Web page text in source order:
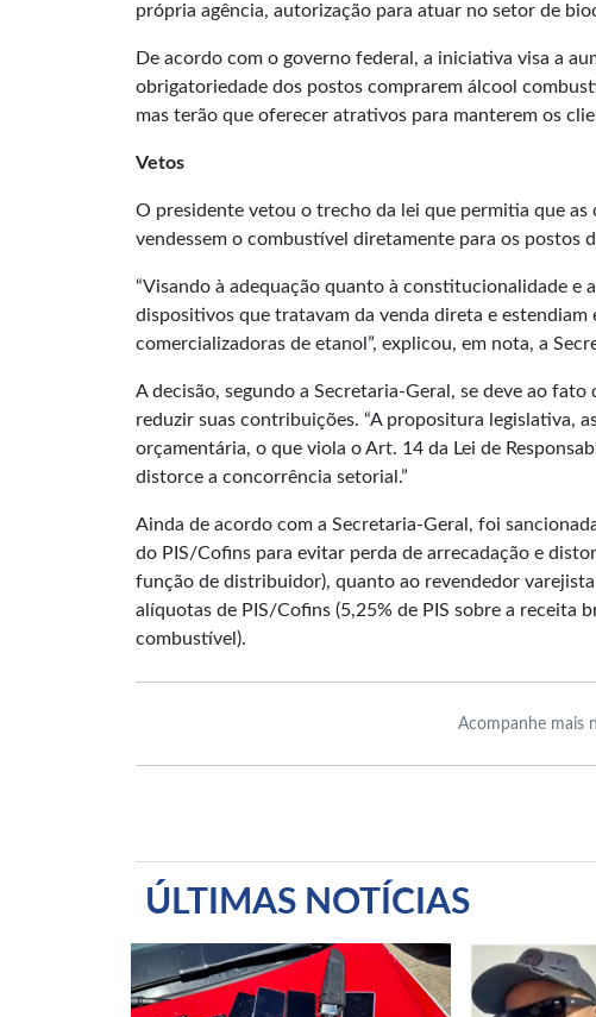
própria agência, autorização para atuar no setor de
De acordo com o governo federal, a iniciativa visa a
obrigatoriedade dos postos comprarem álcool
mas terão que oferecer atrativos para manterem os
Vetos
O presidente vetou o trecho da lei que permitia que
vendessem o combustível diretamente para os postos
“Visando à adequação quanto à constitucionalidade e
dispositivos que tratavam da venda direta e
comercializadoras de etanol”, explicou, em nota, a
A decisão, segundo a Secretaria-Geral, se deve ao
reduzir suas contribuições. “A propositura legislativa,
orçamentária, o que viola oArt. 14 da Lei de
distorce a concorrência setorial.”
Ainda de acordo com a Secretaria-Geral, foi
do PIS/Cofins para evitar perda de arrecadação e
função de distribuidor), quanto ao revendedor
alíquotas de PIS/Cofins (5,25% de PIS sobre a
combustível).
Acompanhe mais
ÚLTIMAS NOTÍCIAS